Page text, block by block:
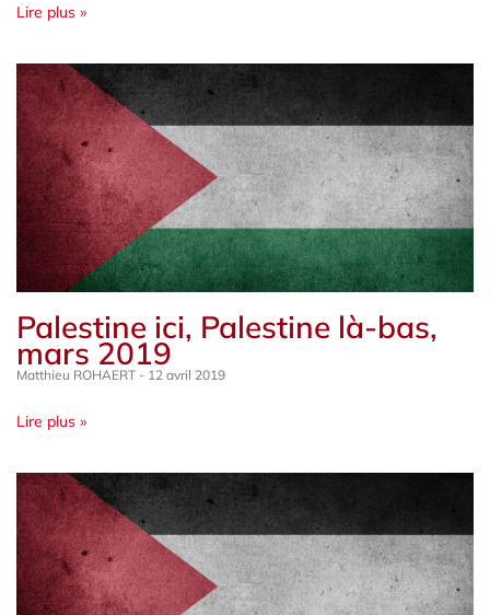
Lire plus »
Palestine ici, Palestine là-bas,
mars 2019
Matthieu ROHAERT 12 avril 2019
Lire plus »